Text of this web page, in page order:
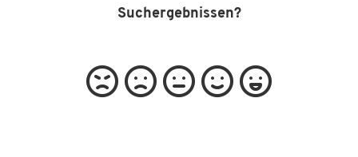
Suchergebnissen?